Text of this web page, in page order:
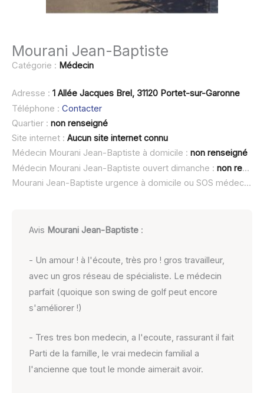
Mourani Jean-Baptiste
Catégorie : Médecin
Adresse : 1 Allée Jacques Brel, 31120 Portet-sur-Garonne
Téléphone : Contacter
Quartier : non renseigné
Site internet : Aucun site internet connu
Médecin Mourani Jean-Baptiste à domicile : non renseigné
Médecin Mourani Jean-Baptiste ouvert dimanche : non renseigné
Mourani Jean-Baptiste urgence à domicile ou SOS médecin :
Avis Mourani Jean-Baptiste :
- Un amour ! à l'écoute, très pro ! gros travailleur,
avec un gros réseau de spécialiste. Le médecin
parfait (quoique son swing de golf peut encore
s'améliorer !)
- Tres tres bon medecin, a l'ecoute, rassurant il fait
Parti de la famille, le vrai medecin familial a
l'ancienne que tout le monde aimerait avoir.